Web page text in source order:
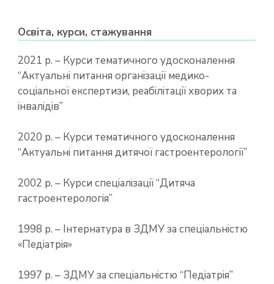
Освіта, курси, стажування
2021 р. – Курси тематичного удосконалення
“Актуальні питання організації медико-
соціальної експертизи, реабілітації хворих та
інвалідів”
2020 р. – Курси тематичного удосконалення
“Актуальні питання дитячої гастроентерології”
2002 р. – Курси спеціалізації “Дитяча
гастроентерологія”
1998 р. – Інтернатура в ЗДМУ за спеціальністю
«Педіатрія»
1997 р. – ЗДМУ за спеціальністю “Педіатрія”